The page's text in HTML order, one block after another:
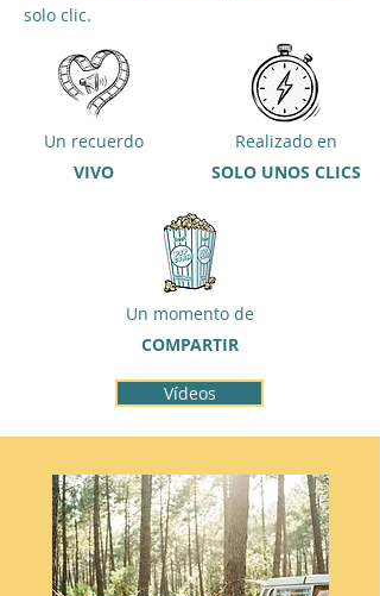
solo clic.
Un recuerdo
VIVO
Realizado en
SOLO UNOS CLICS
Un momento de
COMPARTIR
Vídeos